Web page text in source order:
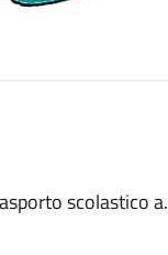
scolastico